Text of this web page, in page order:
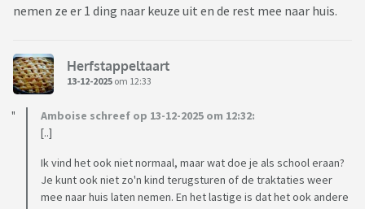
nemen ze er 1 ding naar keuze uit en de rest mee naar huis.
Herfstappeltaart
13-12-2025 om 12:33
Amboise schreef op 13-12-2025 om 12:32:
[..]
Ik vind het ook niet normaal, maar wat doe je als school eraan?
Je kunt ook niet zo'n kind terugsturen of de traktaties weer
mee naar huis laten nemen. En het lastige is dat het ook andere